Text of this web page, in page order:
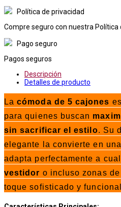
Política de privacidad
Compre seguro con nuestra Política
Pago seguro
Pagos seguros
Descripción
Detalles de producto
Lacómoda de 5 cajones
para quienes buscan
sin sacrificar el estilo. Su
elegante la convierte en
adapta perfectamente a
vestidor o incluso zonas
toque sofisticado y